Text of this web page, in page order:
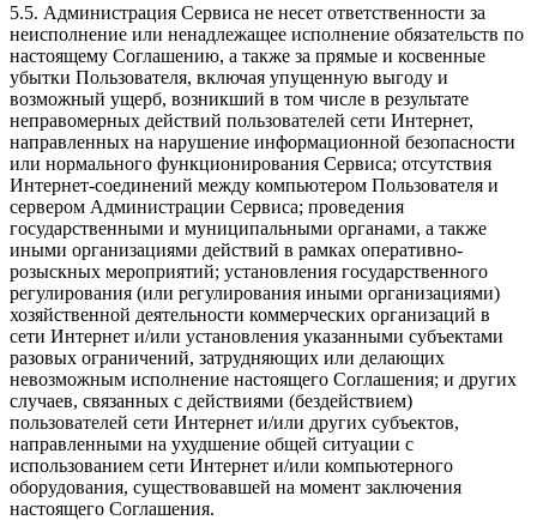
5.5. Администрация Сервиса не несет ответственности за
неисполнение или ненадлежащее исполнение обязательств по
настоящему Соглашению, а также за прямые и косвенные
убытки Пользователя, включая упущенную выгоду и
возможный ущерб, возникший в том числе в результате
неправомерных действий пользователей сети Интернет,
направленных на нарушение информационной безопасности
или нормального функционирования Сервиса; отсутствия
Интернет-соединений между компьютером Пользователя и
сервером Администрации Сервиса; проведения
государственными и муниципальными органами, а также
иными организациями действий в рамках оперативно-
розыскных мероприятий; установления государственного
регулирования (или регулирования иными организациями)
хозяйственной деятельности коммерческих организаций в
сети Интернет и/или установления указанными субъектами
разовых ограничений, затрудняющих или делающих
невозможным исполнение настоящего Соглашения; и других
случаев, связанных с действиями (бездействием)
пользователей сети Интернет и/или других субъектов,
направленными на ухудшение общей ситуации с
использованием сети Интернет и/или компьютерного
оборудования, существовавшей на момент заключения
настоящего Соглашения.